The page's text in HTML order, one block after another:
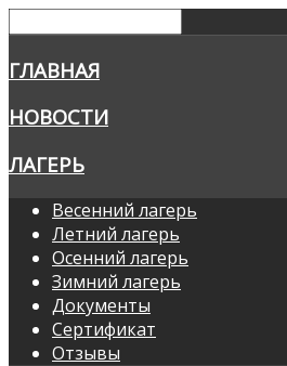
ГЛАВНАЯ
НОВОСТИ
ЛАГЕРЬ
Весенний лагерь
Летний лагерь
Осенний лагерь
Зимний лагерь
Документы
Сертификат
Отзывы